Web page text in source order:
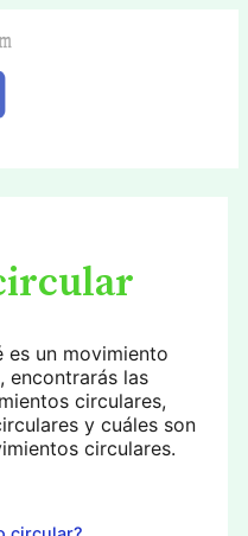
es un movimiento
encontrarás las
circulares,
y cuáles son
circulares.